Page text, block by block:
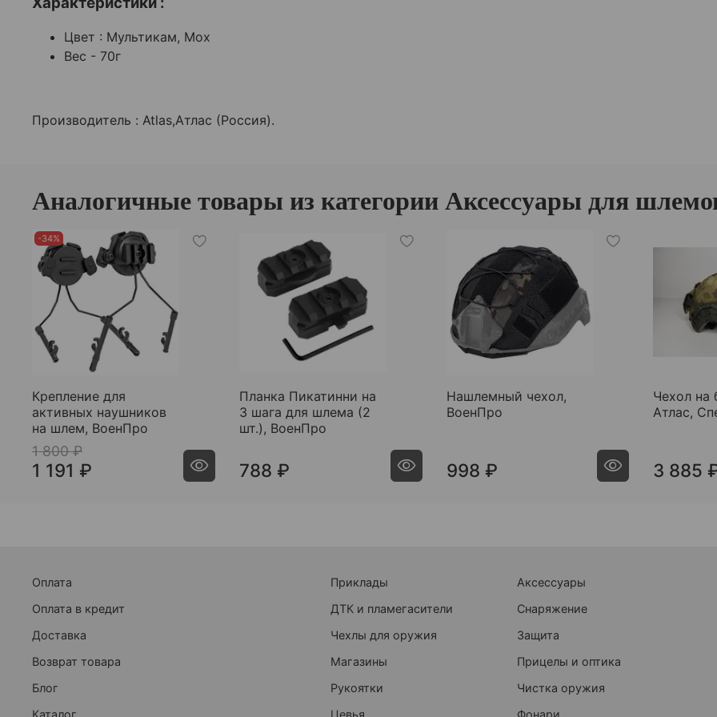
Цвет : Мультикам, Мох
Вес - 70г
Производитель : Atlas,Атлас (Россия).
Аналогичные товары из категории Аксессуары для
-34%
Крепление для
активных наушников
на шлем, ВоенПро
1 800 ₽
1 191 ₽
Планка Пикатинни на
3 шага для шлема (2
шт.), ВоенПро
788 ₽
Нашлемный чехол,
ВоенПро
998 ₽
Чехол на
Атлас,
3 885
Оплата
Оплата в кредит
Доставка
Возврат товара
Блог
Каталог
Приклады
ДТК и пламегасители
Чехлы для оружия
Магазины
Рукоятки
Цевья
Аксессуары
Снаряжение
Защита
Прицелы и оптика
Чистка оружия
Фонари